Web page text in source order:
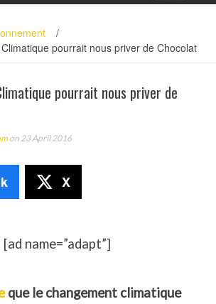
/
pourrait nous priver de Chocolat
pourrait nous priver de
on 23 April 2016
X
[ad name=”adapt”]
que le changement climatique